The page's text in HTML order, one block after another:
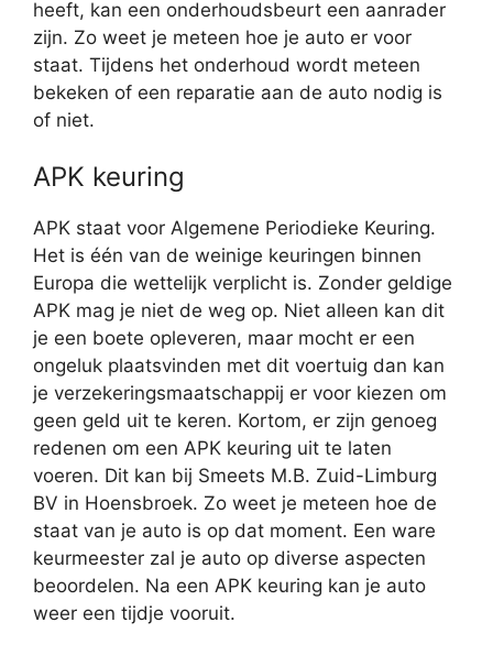
heeft, kan een onderhoudsbeurt een aanrader
zijn. Zo weet je meteen hoe je auto er voor
staat. Tijdens het onderhoud wordt meteen
bekeken of een reparatie aan de auto nodig is
of niet.
APK keuring
APK staat voor Algemene Periodieke Keuring.
Het is één van de weinige keuringen binnen
Europa die wettelijk verplicht is. Zonder geldige
APK mag je niet de weg op. Niet alleen kan dit
je een boete opleveren, maar mocht er een
ongeluk plaatsvinden met dit voertuig dan kan
je verzekeringsmaatschappij er voor kiezen om
geen geld uit te keren. Kortom, er zijn genoeg
redenen om een APK keuring uit te laten
voeren. Dit kan bij Smeets M.B. Zuid-Limburg
BV in Hoensbroek. Zo weet je meteen hoe de
staat van je auto is op dat moment. Een ware
keurmeester zal je auto op diverse aspecten
beoordelen. Na een APK keuring kan je auto
weer een tijdje vooruit.